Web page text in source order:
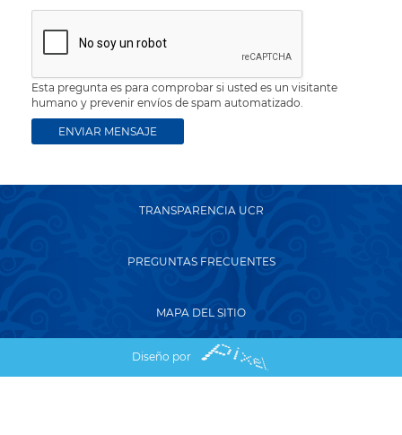
Esta pregunta es para comprobar si usted es un visitante
humano y prevenir envíos de spam automatizado.
TRANSPARENCIA UCR
PREGUNTAS FRECUENTES
MAPA DEL SITIO
Diseño por